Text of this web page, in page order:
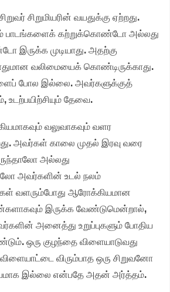
சிறுமியரின் வயதுக்கு ஏற்றது.
பாடங்களைக் கற்றுக்கொண்டோ அல்லது
முடியாது. அதற்கு
வலிமையைக் கொண்டிருக்காது.
போல இல்லை. அவர்களுக்குத்
உடற்பயிற்சியும் தேவை.
வலுவாகவும் வளர
அவர்கள் காலை முதல் இரவு வரை
அல்லது
அவர்களின் உடல் நலம்
வளரும்போது ஆரோக்கியமான
இருக்க வேண்டுமென்றால்,
அனைத்து உறுப்புகளும் போதிய
ஒரு குழந்தை விளையாடுவது
விரும்பாத ஒரு சிறுவனோ
இல்லை என்பதே அதன் அர்த்தம்.